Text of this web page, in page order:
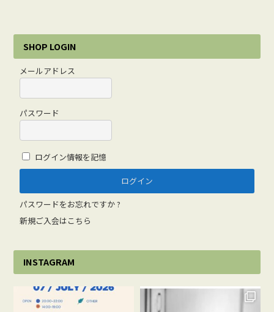
SHOP LOGIN
メールアドレス
パスワード
ログイン情報を記憶
パスワードをお忘れですか ?
新規ご入会はこちら
INSTAGRAM